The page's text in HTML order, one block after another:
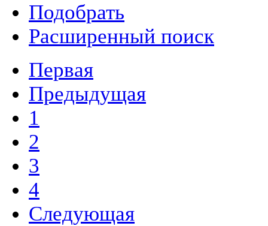
Подобрать
Расширенный поиск
Первая
Предыдущая
1
2
3
4
Следующая